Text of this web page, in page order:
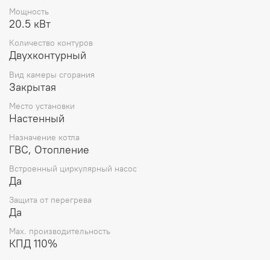
Мощность
20.5 кВт
Количество контуров
Двухконтурный
Вид камеры сгорания
Закрытая
Место установки
Настенный
Назначение котла
ГВС, Отопление
Встроенный циркулярный насос
Да
Защита от перегрева
Да
Max. производительность
КПД 110%